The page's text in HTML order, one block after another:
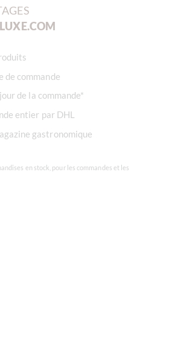
de commande
de la commande*
entier par DHL
gastronomique
en stock, pour les commandes et les